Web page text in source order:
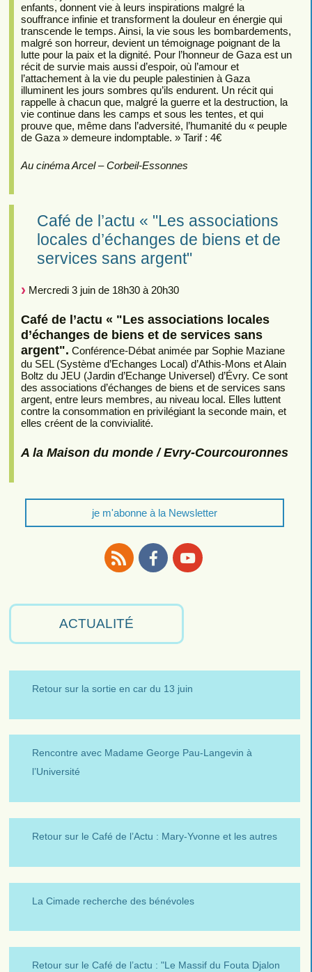
enfants, donnent vie à leurs inspirations malgré la
souffrance infinie et transforment la douleur en énergie qui
transcende le temps. Ainsi, la vie sous les bombardements,
malgré son horreur, devient un témoignage poignant de la
lutte pour la paix et la dignité. Pour l’honneur de Gaza est un
récit de survie mais aussi d’espoir, où l’amour et
l’attachement à la vie du peuple palestinien à Gaza
illuminent les jours sombres qu’ils endurent. Un récit qui
rappelle à chacun que, malgré la guerre et la destruction, la
vie continue dans les camps et sous les tentes, et qui
prouve que, même dans l’adversité, l’humanité du « peuple
de Gaza » demeure indomptable. » Tarif : 4€
Au cinéma Arcel – Corbeil-Essonnes
Café de l’actu « "Les associations
locales d’échanges de biens et de
services sans argent"
Mercredi 3 juin de 18h30 à 20h30
Café de l’actu « "Les associations locales
d’échanges de biens et de services sans
argent". Conférence-Débat animée par Sophie Maziane
du SEL (Système d’Echanges Local) d’Athis-Mons et Alain
Boltz du JEU (Jardin d’Echange Universel) d’Évry. Ce sont
des associations d’échanges de biens et de services sans
argent, entre leurs membres, au niveau local. Elles luttent
contre la consommation en privilégiant la seconde main, et
elles créent de la convivialité.
A la Maison du monde / Evry-Courcouronnes
je m'abonne à la Newsletter
ACTUALITÉ
Retour sur la sortie en car du 13 juin
Rencontre avec Madame George Pau-Langevin à
l’Université
Retour sur le Café de l’Actu : Mary-Yvonne et les autres
La Cimade recherche des bénévoles
Retour sur le Café de l’actu : "Le Massif du Fouta Djalon